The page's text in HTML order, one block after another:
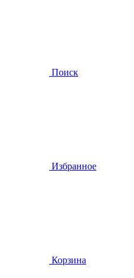
Поиск
Избранное
Корзина